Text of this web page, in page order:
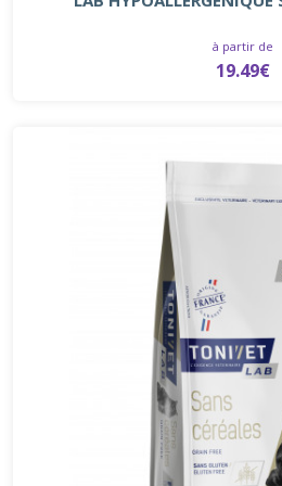
à partir de
19.49€